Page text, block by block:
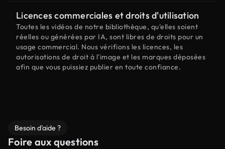
Licences commerciales et droits d'utilisation
Toutes les vidéos de notre bibliothèque, qu'elles soient
réelles ou générées par IA, sont libres de droits pour un
usage commercial. Nous vérifions les licences, les
autorisations de droit à l'image et les marques déposées
afin que vous puissiez publier en toute confiance.
Besoin d'aide ?
Foire aux questions